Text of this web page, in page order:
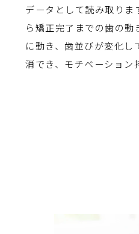
データとして読み取り
ら矯正完了までの歯の
に動き、歯並びが変化
消でき、モチベーション